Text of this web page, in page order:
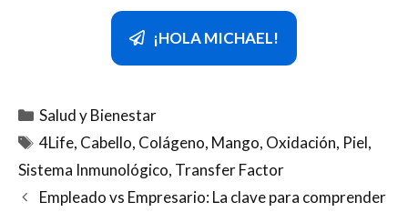
¡HOLA MICHAEL!
Categorías
Salud y Bienestar
Etiquetas
4Life, Cabello, Colágeno, Mango, Oxidación, Piel,
Sistema Inmunológico, Transfer Factor
Empleado vs Empresario: La clave para comprender